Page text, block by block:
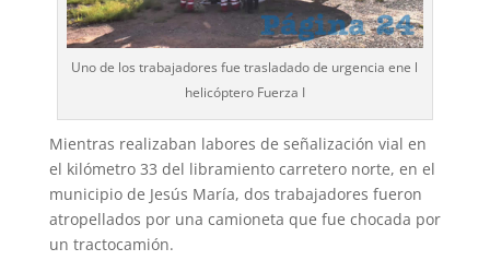
Uno de los trabajadores fue trasladado de urgencia ene l
helicóptero Fuerza I
Mientras realizaban labores de señalización vial en
el kilómetro 33 del libramiento carretero norte, en el
municipio de Jesús María, dos trabajadores fueron
atropellados por una camioneta que fue chocada por
un tractocamión.